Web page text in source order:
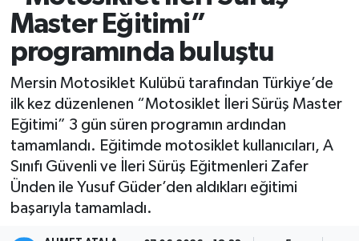
Master Eğitimi”
programında buluştu
Mersin Motosiklet Kulübü tarafından Türkiye’de
ilk kez düzenlenen “Motosiklet İleri Sürüş Master
Eğitimi” 3 gün süren programın ardından
tamamlandı. Eğitimde motosiklet kullanıcıları, A
Sınıfı Güvenli ve İleri Sürüş Eğitmenleri Zafer
Ünden ile Yusuf Güder’den aldıkları eğitimi
başarıyla tamamladı.